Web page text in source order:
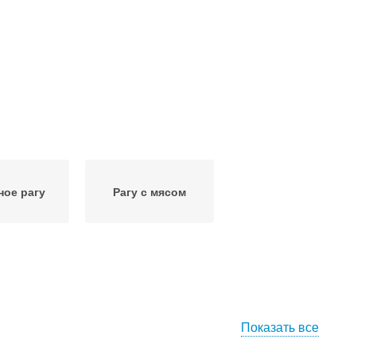
рагу Рагу с мясом
Показать все